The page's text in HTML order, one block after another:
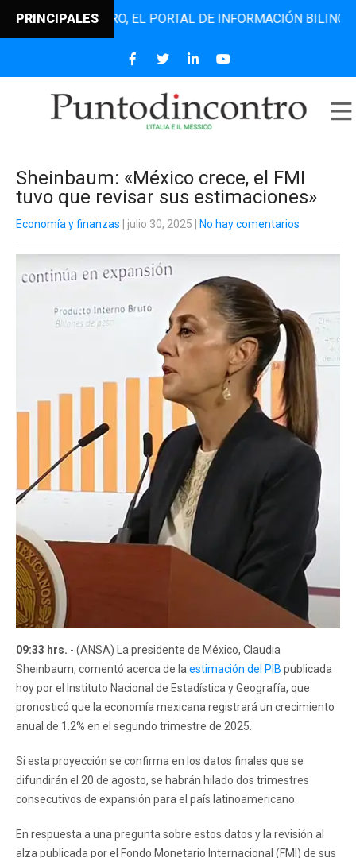
PRINCIPALESEL PORTAL DE INFORMACIÓN BILINGÜE
Sheinbaum: «México crece, el FMI
tuvo que revisar sus estimaciones»
Economía y finanzas | julio 30, 2025 No hay comentarios
09:33 hrs. - (ANSA) La presidente de México, Claudia
Sheinbaum, comentó acerca de la estimación del PIB publicada
hoy por el Instituto Nacional de Estadística y Geografía, que
pronosticó que la economía mexicana registrará un crecimiento
anual de 1.2% en el segundo trimestre de 2025.
Si esta proyección se confirma en los datos finales que se
difundirán el 20 de agosto, se habrán hilado dos trimestres
consecutivos de expansión para el país latinoamericano.
En respuesta a una pregunta sobre estos datos y la revisión al
alza publicada por el Fondo Monetario Internacional (FMI) de sus